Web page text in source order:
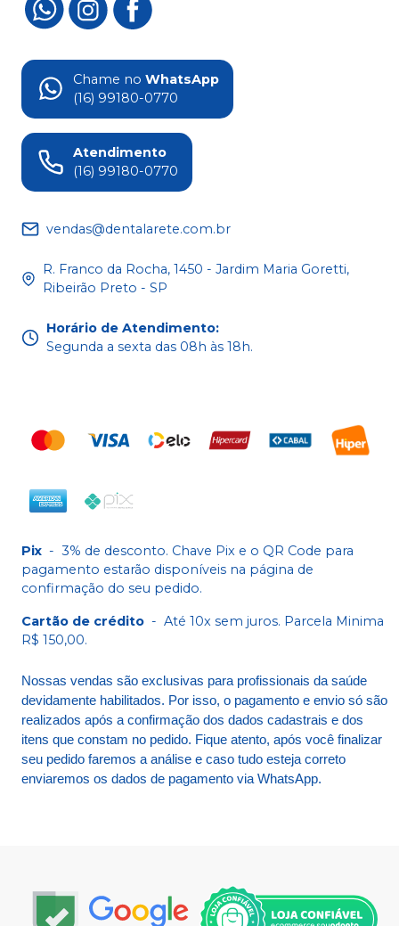
Chame no WhatsApp
(16) 99180-0770
Atendimento
(16) 99180-0770
vendas@dentalarete.com.br
R. Franco da Rocha, 1450 - Jardim Maria Goretti,
Ribeirão Preto - SP
Horário de Atendimento:
Segunda a sexta das 08h às 18h.
Pix - 3% de desconto. Chave Pix e o QR Code para
pagamento estarão disponíveis na página de
confirmação do seu pedido.
Cartão de crédito - Até 10x sem juros. Parcela Minima
R$ 150,00.
Nossas vendas são exclusivas para profissionais da saúde
devidamente habilitados. Por isso, o pagamento e envio só são
realizados após a confirmação dos dados cadastrais e dos
itens que constam no pedido. Fique atento, após você finalizar
seu pedido faremos a análise e caso tudo esteja correto
enviaremos os dados de pagamento via WhatsApp.